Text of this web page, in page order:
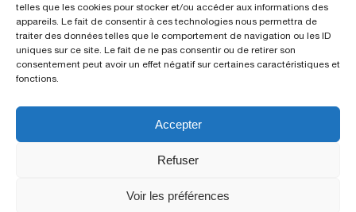
telles que les cookies pour stocker et/ou accéder aux informations des
appareils. Le fait de consentir à ces technologies nous permettra de
traiter des données telles que le comportement de navigation ou les ID
uniques sur ce site. Le fait de ne pas consentir ou de retirer son
consentement peut avoir un effet négatif sur certaines caractéristiques et
fonctions.
Accepter
Refuser
Voir les préférences
Polyclinique Saint George
06105 Nice Cedex 2